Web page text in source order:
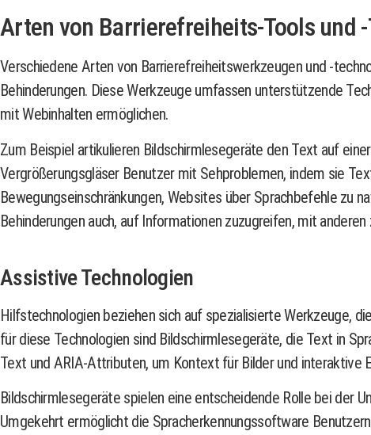
Arten von Barrierefreiheits-Tools und
Verschiedene Arten von Barrierefreiheitswerkzeugen und -
Behinderungen. Diese Werkzeuge umfassen unterstützende
mit Webinhalten ermöglichen.
Zum Beispiel artikulieren Bildschirmlesegeräte den Text auf
Vergrößerungsgläser Benutzer mit Sehproblemen, indem sie
Bewegungseinschränkungen, Websites über Sprachbefehle zu
Behinderungen auch, auf Informationen zuzugreifen, mit
Assistive Technologien
Hilfstechnologien beziehen sich auf spezialisierte Werkzeuge,
für diese Technologien sind Bildschirmlesegeräte, die Text in
Text und ARIA-Attributen, um Kontext für Bilder und interaktive
Bildschirmlesegeräte spielen eine entscheidende Rolle bei der
Umgekehrt ermöglicht die Spracherkennungssoftware